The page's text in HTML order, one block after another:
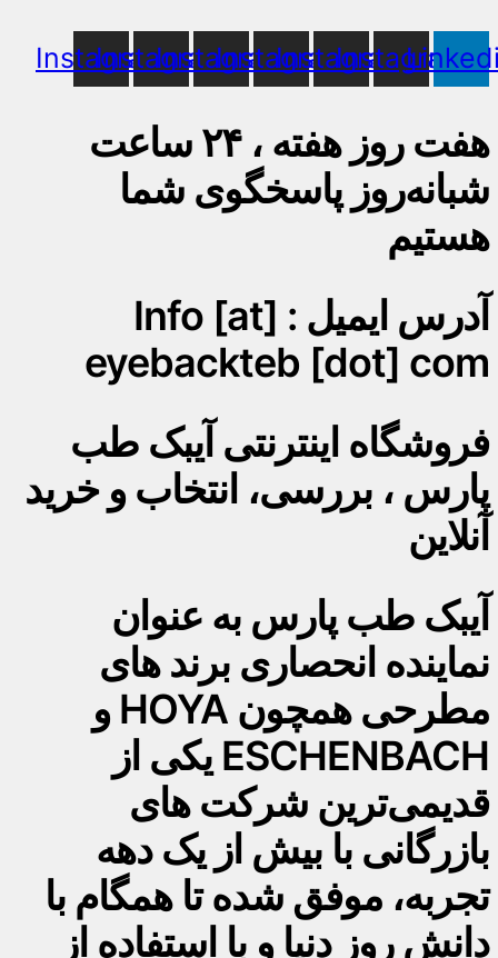
Instagram
Instagram
Instagram
Instagram
Instagram
Instagram
هفت روز هفته ، ۲۴ ساعت
شبانه‌روز پاسخگوی شما
هستیم
آدرس ایمیل : Info [at]
eyebackteb [dot] com
فروشگاه اینترنتی آیبک طب
پارس ، بررسی، انتخاب و خرید
آنلاین
آیبک طب پارس به عنوان
نماینده انحصاری برند های
مطرحی همچون HOYA و
ESCHENBACH یکی از
قدیمی‌ترین شرکت های
بازرگانی با بیش از یک دهه
تجربه، موفق شده تا همگام با
دانش روز دنیا و با استفاده از